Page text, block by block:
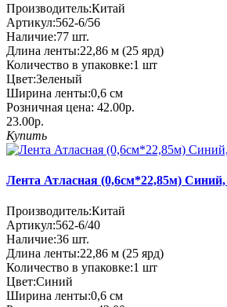
Производитель:Китай
Артикул:562-6/56
Наличие:77 шт.
Длина ленты:22,86 м (25 ярд)
Количество в упаковке:1 шт
Цвет:Зеленый
Ширина ленты:0,6 см
Розничная цена: 42.00р.
23.00р.
Купить
Лента Атласная (0,6см*22,85м)
Производитель:Китай
Артикул:562-6/40
Наличие:36 шт.
Длина ленты:22,86 м (25 ярд)
Количество в упаковке:1 шт
Цвет:Синий
Ширина ленты:0,6 см